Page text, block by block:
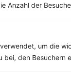
Anzahl der
um die
bei, den Besuchern
‹